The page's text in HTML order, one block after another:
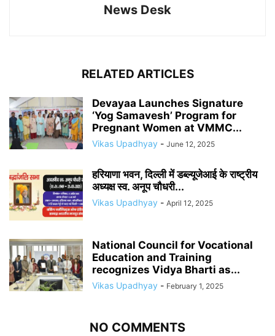
News Desk
RELATED ARTICLES
Devayaa Launches Signature
‘Yog Samavesh’ Program for
Pregnant Women at VMMC...
Vikas Upadhyay - June 12, 2025
हरियाणा भवन, दिल्ली में डब्ल्यूजेआई के राष्ट्रीय
अध्यक्ष स्व. अनूप चौधरी...
Vikas Upadhyay - April 12, 2025
National Council for Vocational
Education and Training
recognizes Vidya Bharti as...
Vikas Upadhyay - February 1, 2025
NO COMMENTS